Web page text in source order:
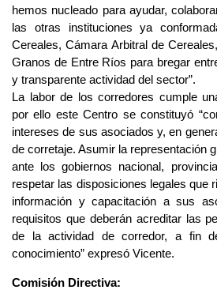
hemos nucleado para ayudar,
las otras instituciones ya
Cereales, Cámara Arbitral de
Granos de Entre Ríos para bregar
y transparente actividad del sector”.
La labor de los corredores cumple
por ello este Centro se constituyó
intereses de sus asociados y, en
de corretaje. Asumir la representación
ante los gobiernos nacional,
respetar las disposiciones legales que
información y capacitación a sus
requisitos que deberán acreditar las
de la actividad de corredor, a fin
conocimiento” expresó Vicente.
Comisión Directiva: